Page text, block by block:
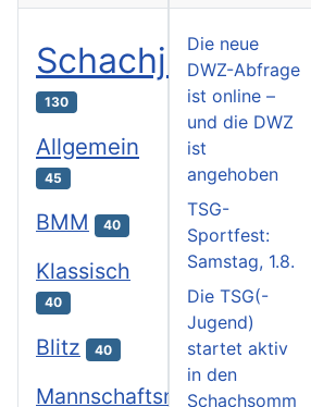
Schachjugend
130
Allgemein
45
BMM 40
Klassisch
40
Blitz 40
Mannschaftsmeisterschaften
Die neue
DWZ-Abfrage
ist online –
und die DWZ
ist
angehoben
TSG-
Sportfest:
Samstag, 1.8.
Die TSG(-
Jugend)
startet aktiv
in den
Schachsomm